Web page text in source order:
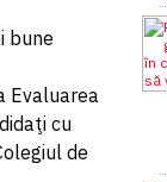
bune
Evaluarea
cu
de